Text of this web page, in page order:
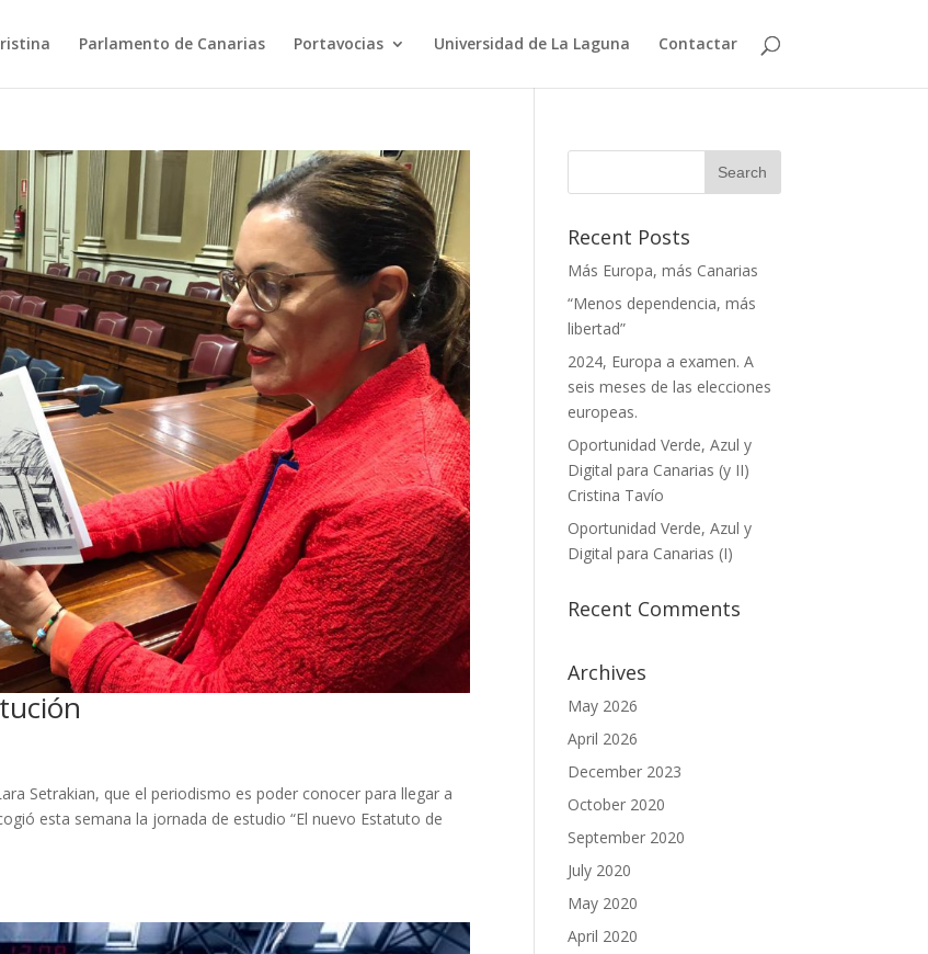
Parlamento de Canarias Portavocias Universidad de La Laguna Contactar
Setrakian, que el periodismo es poder conocer para llegar a
esta semana la jornada de estudio “El nuevo Estatuto de
Recent Posts
Más Europa, más Canarias
“Menos dependencia, más
libertad”
2024, Europa a examen. A
seis meses de las elecciones
europeas.
Oportunidad Verde, Azul y
Digital para Canarias (y II)
Cristina Tavío
Oportunidad Verde, Azul y
Digital para Canarias (I)
Recent Comments
Archives
May 2026
April 2026
December 2023
October 2020
September 2020
July 2020
May 2020
April 2020